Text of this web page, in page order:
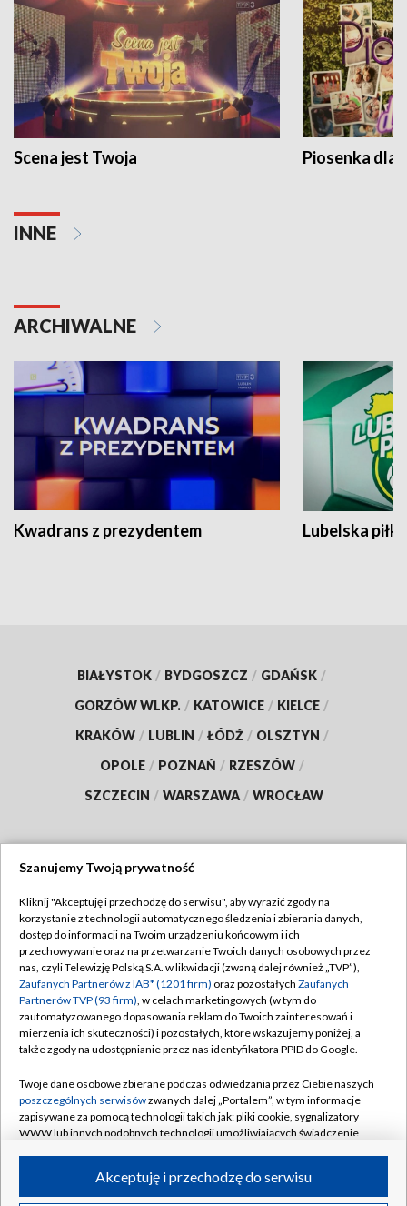
Scena jest Twoja Piosenka dla
INNE
ARCHIWALNE
Kwadrans z prezydentem Lubelska piłka
BIAŁYSTOK / BYDGOSZCZ / GDAŃSK /
GORZÓW WLKP. / KATOWICE / KIELCE /
KRAKÓW / LUBLIN / ŁÓDŹ / OLSZTYN /
OPOLE / POZNAŃ / RZESZÓW /
SZCZECIN / WARSZAWA / WROCŁAW
TVP
Abonament TVP
Emisja w TVP
Centrum informacji TVP
Naziemna Telewizja Cyfrowa
Rada Programowa
System NOS
Informacje o nadawcy
Program dla prasy
Regulamin TVP
Polityka prywatności
Moje zgody
Pomoc
Kontakt
Kanały
Szanujemy Twoją prywatność
Kliknij "Akceptuję i przechodzę do serwisu", aby wyrazić zgody na
korzystanie z technologii automatycznego śledzenia i zbierania danych,
dostęp do informacji na Twoim urządzeniu końcowym i ich
przechowywanie oraz na przetwarzanie Twoich danych osobowych przez
nas, czyli Telewizję Polską S.A. w likwidacji (zwaną dalej również „TVP”),
Zaufanych Partnerów z IAB* (1201 firm) oraz pozostałych Zaufanych
Partnerów TVP (93 firm), w celach marketingowych (w tym do
zautomatyzowanego dopasowania reklam do Twoich zainteresowań i
mierzenia ich skuteczności) i pozostałych, które wskazujemy poniżej, a
także zgody na udostępnianie przez nas identyfikatora PPID do Google.
Twoje dane osobowe zbierane podczas odwiedzania przez Ciebie naszych
poszczególnych serwisówzwanych dalej „Portalem”, w tym informacje
zapisywane za pomocą technologii takich jak: pliki cookie, sygnalizatory
WWW lub innych podobnych technologii umożliwiających świadczenie
ruchu w Internecie.Akceptuję i przechodzę do serwisu